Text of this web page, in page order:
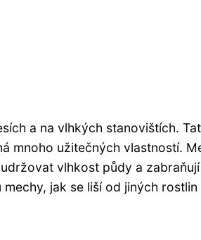
a na vlhkých stanovištích.
mnoho užitečných vlastností.
vlhkost půdy a
jak se liší od jiných rostlin